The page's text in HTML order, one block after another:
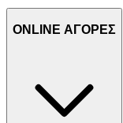
ONLINE ΑΓΟΡΕΣ